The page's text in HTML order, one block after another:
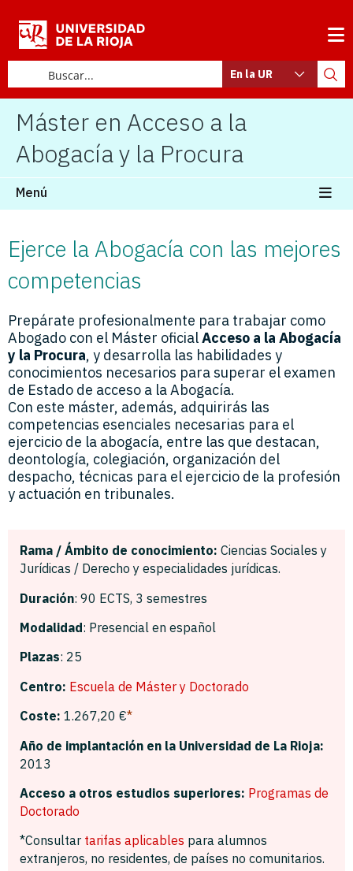
En la UR
Máster en Acceso a la
Abogacía y la Procura
Menú
Ejerce la Abogacía con las mejores
competencias
Prepárate profesionalmente para trabajar como
Abogado con el Máster oficialAcceso a la Abogacía
y la Procura, y desarrolla las habilidades y
conocimientos necesarios para superar el examen
de Estado de acceso a la Abogacía.
Con este máster, además, adquirirás las
competencias esenciales necesarias para el
ejercicio de la abogacía, entre las que destacan,
deontología, colegiación, organización del
despacho, técnicas para el ejercicio de la profesión
y actuación en tribunales.
Rama / Ámbito de conocimiento: Ciencias Sociales y
Jurídicas / Derecho y especialidades jurídicas.
Duración: 90 ECTS, 3 semestres
Modalidad: Presencial en español
Plazas: 25
Centro: Escuela de Máster y Doctorado
Coste: 1.267,20 €*
Año de implantación en la Universidad de La Rioja:
2013
Acceso a otros estudios superiores: Programas de
Doctorado
*Consultar tarifas aplicables para alumnos
extranjeros, no residentes, de países no comunitarios.